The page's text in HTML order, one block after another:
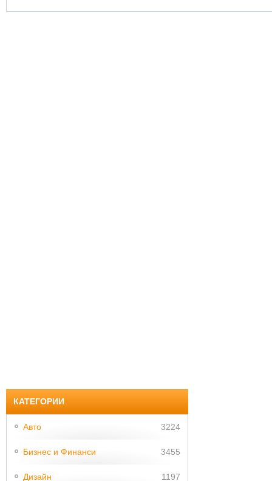
КАТЕГОРИИ
Авто 3224
Бизнес и Финанси 3455
Дизайн 1197